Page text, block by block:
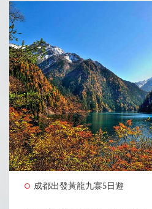
成都出發黃龍九寨5日遊